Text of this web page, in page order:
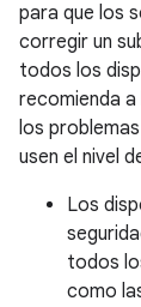
para que los
corregir un
todos los
recomienda
los
usen el nivel
Los
todos
como